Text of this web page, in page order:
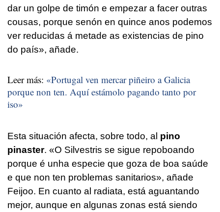
dar un golpe de timón e empezar a facer outras
cousas, porque senón en quince anos podemos
ver reducidas á metade as existencias de pino
do país», añade.
Leer más: «Portugal ven mercar piñeiro a Galicia
porque non ten. Aquí estámolo pagando tanto por
iso»
Esta situación afecta, sobre todo, al pino
pinaster. «O Silvestris se sigue repoboando
porque é unha especie que goza de boa saúde
e que non ten problemas sanitarios», añade
Feijoo. En cuanto al radiata, está aguantando
mejor, aunque en algunas zonas está siendo